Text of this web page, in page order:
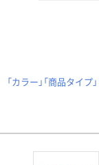
「カラー」「商品タイプ